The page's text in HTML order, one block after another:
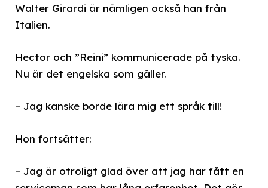
Walter Girardi är nämligen också han från
Italien.
Hector och ”Reini” kommunicerade på tyska.
Nu är det engelska som gäller.
– Jag kanske borde lära mig ett språk till!
Hon fortsätter:
– Jag är otroligt glad över att jag har fått en